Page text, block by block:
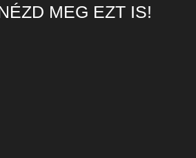
MEG EZT IS!